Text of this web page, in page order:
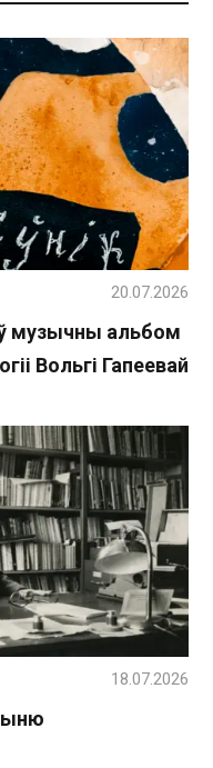
музычны альбом
Вольгі Гапеевай
20.07.2026
18.07.2026